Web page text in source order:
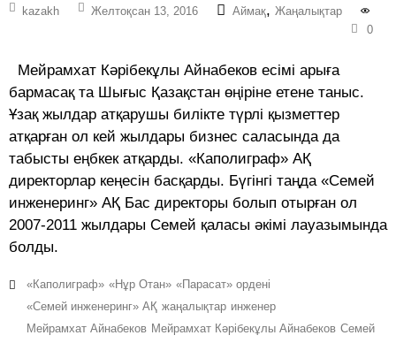
kazakh Желтоқсан 13, 2016 Аймақ, Жаңалықтар
0
Мейрамхат Кәрібекұлы Айнабеков есімі арыға
бармасақ та Шығыс Қазақстан өңіріне етене таныс.
Ұзақ жылдар атқарушы билікте түрлі қызметтер
атқарған ол кей жылдары бизнес саласында да
табысты еңбкек атқарды. «Каполиграф» АҚ
директорлар кеңесін басқарды. Бүгінгі таңда «Семей
инженеринг» АҚ Бас директоры болып отырған ол
2007-2011 жылдары Семей қаласы әкімі лауазымында
болды.
«Каполиграф» «Нұр Отан» «Парасат» ордені
«Семей инженеринг» АҚ жаңалықтар инженер
Мейрамхат Айнабеков Мейрамхат Кәрібекұлы Айнабеков Семей